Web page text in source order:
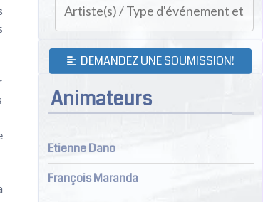
DEMANDEZ UNE SOUMISSION!
Animateurs
Etienne Dano
François Maranda